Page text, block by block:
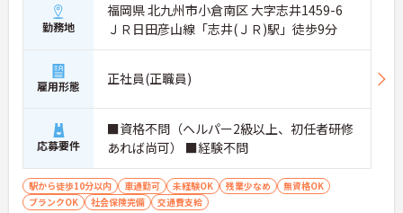
勤務地
福岡県 北九州市小倉南区 大字志井1459-6
ＪＲ日田彦山線「志井(ＪＲ)駅」徒歩9分
雇用形態 正社員(正職員)
応募要件
■資格不問（ヘルパー2級以上、初任者研修
あれば尚可） ■経験不問
駅から徒歩10分以内 車通勤可 未経験OK 残業少なめ
無資格OK
ブランクOK
社会保険完備 交通費支給